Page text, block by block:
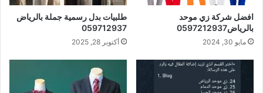
افضل شركة زي موحد
بالرياض0597212937
مايو 30, 2024
طلبيات بدل رسمية جملة بالرياض
059712937
أكتوبر 28, 2025